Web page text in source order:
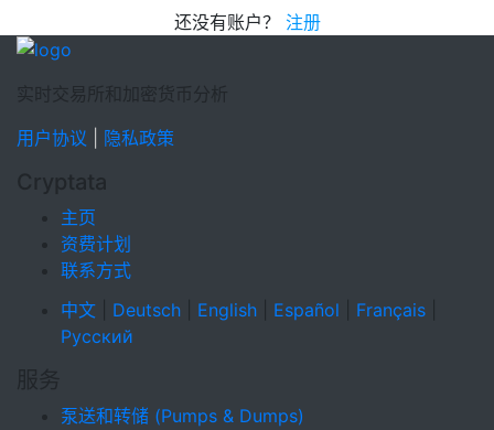
还没有账户？ 注册
实时交易所和加密货币分析
用户协议
隐私政策
Cryptata
主页
资费计划
联系方式
中文
Deutsch English Español Français
Русский
服务
泵送和转储 (Pumps & Dumps)